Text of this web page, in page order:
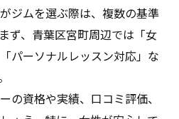
ジムを選ぶ際は、複数の基準
ず、青葉区宮町周辺では「女
パーソナルレッスン対応」な
の資格や実績、口コミ評価、